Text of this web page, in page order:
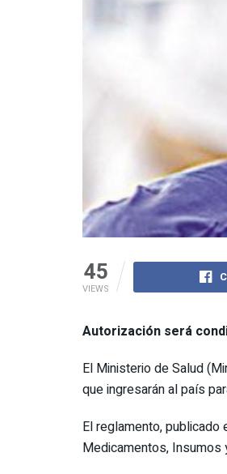
45
VIEWS
Autorización será
El Ministerio de Salud
que ingresarán al país
El reglamento, publicado
Medicamentos, Insumos